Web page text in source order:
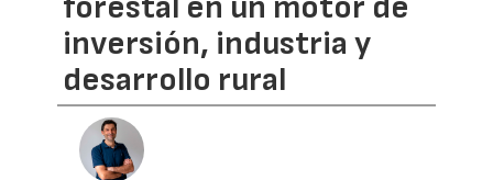
forestal en un motor de
inversión, industria y
desarrollo rural